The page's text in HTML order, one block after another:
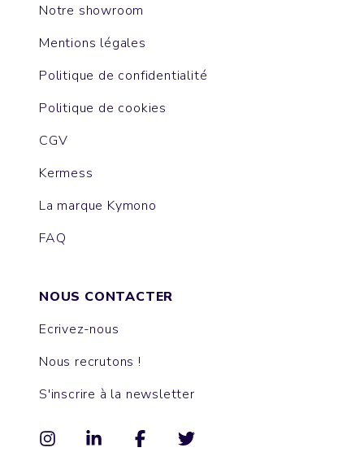
Notre showroom
Mentions légales
Politique de confidentialité
Politique de cookies
CGV
Kermess
La marque Kymono
FAQ
NOUS CONTACTER
Ecrivez-nous
Nous recrutons !
S'inscrire à la newsletter